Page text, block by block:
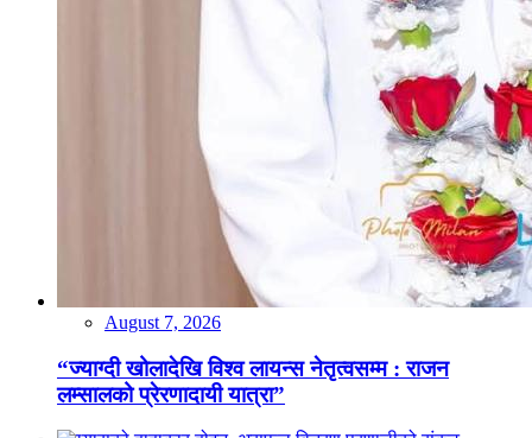
August 7, 2026
“ज्याग्दी खोलादेखि विश्व लायन्स नेतृत्वसम्म : राजन
लम्सालको प्रेरणादायी यात्रा”